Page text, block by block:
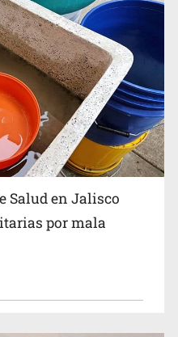
evidencia de vínculos
el crimen organizado
Salud en Jalisco
por mala